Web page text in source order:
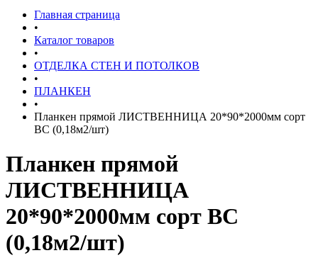
Главная страница
•
Каталог товаров
•
ОТДЕЛКА СТЕН И ПОТОЛКОВ
•
ПЛАНКЕН
•
Планкен прямой ЛИСТВЕННИЦА 20*90*2000мм сорт
ВС (0,18м2/шт)
Планкен прямой
ЛИСТВЕННИЦА
20*90*2000мм сорт ВС
(0,18м2/шт)